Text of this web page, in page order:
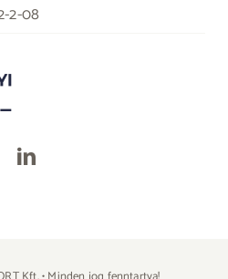
2-08